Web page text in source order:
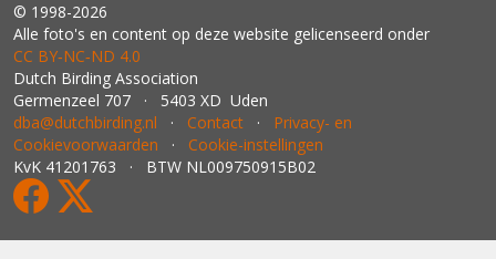
© 1998-2026
Alle foto's en content op deze website gelicenseerd onder
CC BY‑NC‑ND 4.0
Dutch Birding Association
Germenzeel 707 · 5403 XD Uden
dba@dutchbirding.nl · Contact · Privacy- en
Cookievoorwaarden · Cookie-instellingen
KvK 41201763 · BTW NL009750915B02